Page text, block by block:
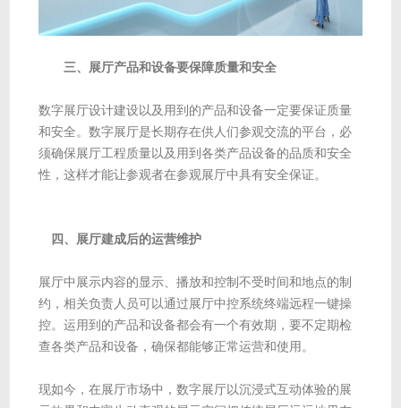
三、展厅产品和设备要保障质量和安全
数字展厅设计建设以及用到的产品和设备一定要保证质量
和安全。数字展厅是长期存在供人们参观交流的平台，必
须确保展厅工程质量以及用到各类产品设备的品质和安全
性，这样才能让参观者在参观展厅中具有安全保证。
四、展厅建成后的运营维护
展厅中展示内容的显示、播放和控制不受时间和地点的制
约，相关负责人员可以通过展厅中控系统终端远程一键操
控。运用到的产品和设备都会有一个有效期，要不定期检
查各类产品和设备，确保都能够正常运营和使用。
现如今，在展厅市场中，数字展厅以沉浸式互动体验的展